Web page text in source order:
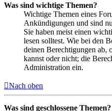
Was sind wichtige Themen?
Wichtige Themen eines
Ankündigungen und sind
Sie haben meist einen
lesen solltest. Wie bei den
deinen Berechtigungen ab,
kannst oder nicht; die
Administration ein.
Nach oben
Was sind geschlossene Themen?